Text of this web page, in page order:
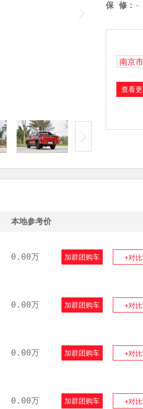
保 修： -
南京市
查看
本地参考价
0.00万 加群团购车 +对比
0.00万 加群团购车 +对比
0.00万 加群团购车 +对比
0.00万 加群团购车 +对比